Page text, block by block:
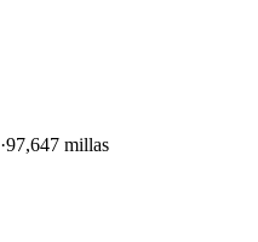
97,647 millas